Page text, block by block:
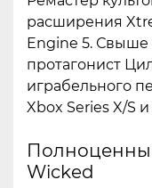
расширения
Engine 5. Свыше
протагонист
играбельного
Xbox Series X/S
Wicked